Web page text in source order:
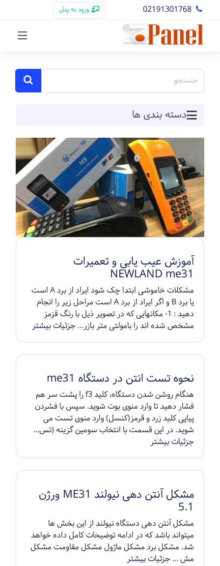
02191301768 ورود به پنل
دسته بندی ها
آموزش عیب یابی و تعمیرات
NEWLAND me31
مشکلات خاموشی ابتدا چک شود ایراد از برد A است
یا برد B و اگر ایراد از برد A است مراحل زیر را انجام
دهید : 1- مکانهایی که در تصویر ذیل با رنگ قزمز
مشخص شده اند را بامولتی متر بازر...جزئیات بیشتر
نحوه تست انتن در دستگاه me31
هنگام روشن شدن دستگاه، کلید f3 را پشت سر هم
فشار دهید تا وارد منوی بوت شوید. سپس با فشردن
پیاپی کلید زرد و قرمز(کنسل) وارد منوی تست می
شوید. در این قسمت با انتخاب سومین گزینه (تس...
جزئیات بیشتر
مشکل آنتن دهی نیولند ME31 ورژن
5.1
مشکل آنتن دهی دستگاه نیولند از این بخش ها
میتواند باشد که در ادامه توضیحات کامل داده خواهد
شد. مشکل برد مشکل ماژول مشکل مقاومت مشکل
مش ...جزئیات بیشتر